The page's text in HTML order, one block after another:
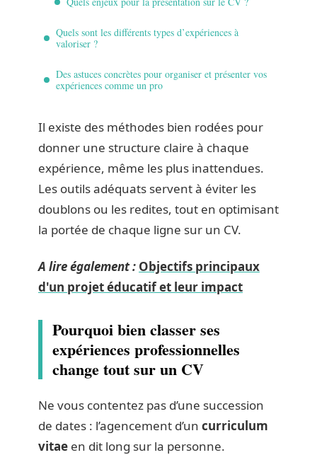
Quels sont les différents types d’expériences à
valoriser ?
Des astuces concrètes pour organiser et présenter vos
expériences comme un pro
Il existe des méthodes bien rodées pour
donner une structure claire à chaque
expérience, même les plus inattendues.
Les outils adéquats servent à éviter les
doublons ou les redites, tout en optimisant
la portée de chaque ligne sur un CV.
A lire également : Objectifs principaux
d'un projet éducatif et leur impact
Pourquoi bien classer ses
expériences professionnelles
change tout sur un CV
Ne vous contentez pas d’une succession
de dates : l’agencement d’un curriculum
vitae en dit long sur la personne.